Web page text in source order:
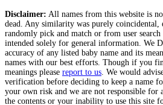
Disclaimer: All names from this website is
dead. Any similarity was purely coincidental,
randomly pick and match or from user
intended solely for general information. We
accuracy of any listed baby name and its
names with our best efforts. Though if you
meanings please report to us . We would
verification before deciding to keep a name
your own risk and we are not responsible for
the contents or your inability to use this site